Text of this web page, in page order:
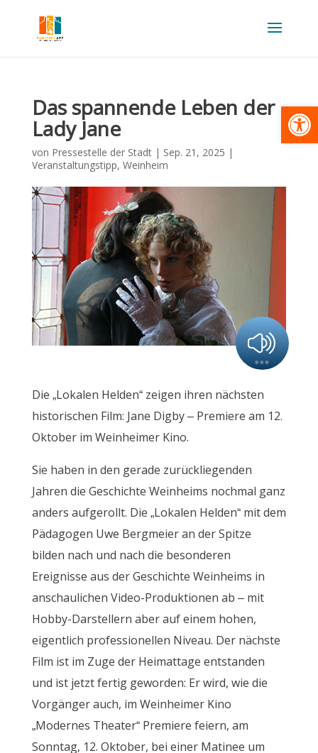
Das spannende Leben der
Lady Jane
von Pressestelle der Stadt| Sep. 21, 2025 |
Veranstaltungstipp, Weinheim
Die „Lokalen Helden“ zeigen ihren nächsten
historischen Film: Jane Digby – Premiere am 12.
Oktober im Weinheimer Kino.
Sie haben in den gerade zurückliegenden
Jahren die Geschichte Weinheims nochmal ganz
anders aufgerollt. Die „Lokalen Helden“ mit dem
Pädagogen Uwe Bergmeier an der Spitze
bilden nach und nach die besonderen
Ereignisse aus der Geschichte Weinheims in
anschaulichen Video-Produktionen ab – mit
Hobby-Darstellern aber auf einem hohen,
eigentlich professionellen Niveau. Der nächste
Film ist im Zuge der Heimattage entstanden
und ist jetzt fertig geworden: Er wird, wie die
Vorgänger auch, im Weinheimer Kino
„Modernes Theater“ Premiere feiern, am
Sonntag, 12. Oktober, bei einer Matinee um